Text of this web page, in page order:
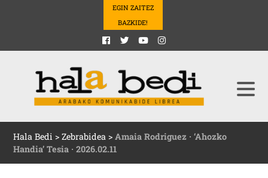
EGIN ZAITEZ
BAZKIDE!
Hala Bedi >Zebrabidea > Amaia Rodriguez · ‘Ahozko
Handia’ Tesia · 2026.02.11